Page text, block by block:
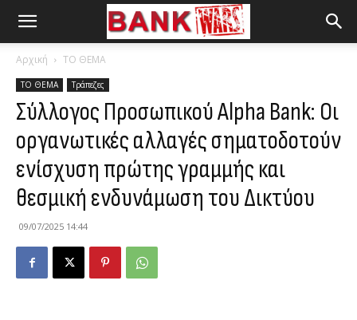
Αρχική ΤΟ ΘΕΜΑ
ΤΟ ΘΕΜΑ Τράπεζες
Σύλλογος Προσωπικού Alpha Bank: Οι
οργανωτικές αλλαγές σηματοδοτούν
ενίσχυση πρώτης γραμμής και
θεσμική ενδυνάμωση του Δικτύου
09/07/2025 14:44